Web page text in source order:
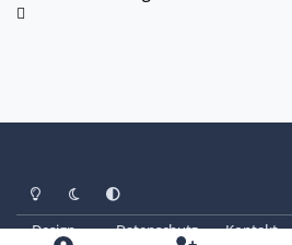
Heller ModusDunkler Modus
Systemeinstellung
Design Datenschutz Kontakt